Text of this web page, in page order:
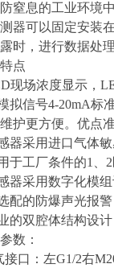
窒息的工业环境
器可以固定安装
时，进行数据处
点
现场浓度显示，
拟信号4-20mA标
护更方便。优点
器采用进口气体
于工厂条件的1、
器采用数字化模
配的防爆声光报
的双腔体结构设
数：
接口：左G1/2右